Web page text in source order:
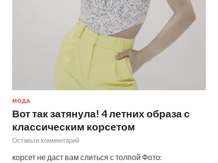
МОДА
Вот так затянула! 4 летних образа с
классическим корсетом
Оставьте комментарий
корсет не даст вам слиться с толпой Фото: